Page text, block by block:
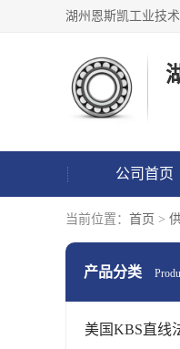
公司首页
当前位置： 首页 >
产品分类
美国KBS直线